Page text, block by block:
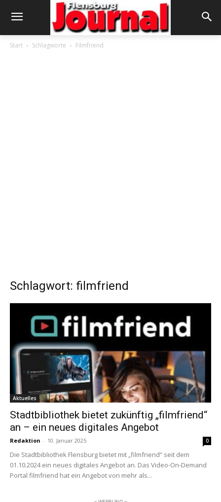
Start Schlagworte Filmfriend
Schlagwort: filmfriend
Aktuelles
Stadtbibliothek bietet zukünftig „filmfriend“
an – ein neues digitales Angebot
Redaktion - 10. Januar 2025 0
Die Stadtbibliothek Flensburg bietet mit „filmfriend“ seit dem
01.10.2024 ein neues digitales Angebot an. Das Video-On-Demand
Portal filmfriend hat ein Angebot von mehr als...